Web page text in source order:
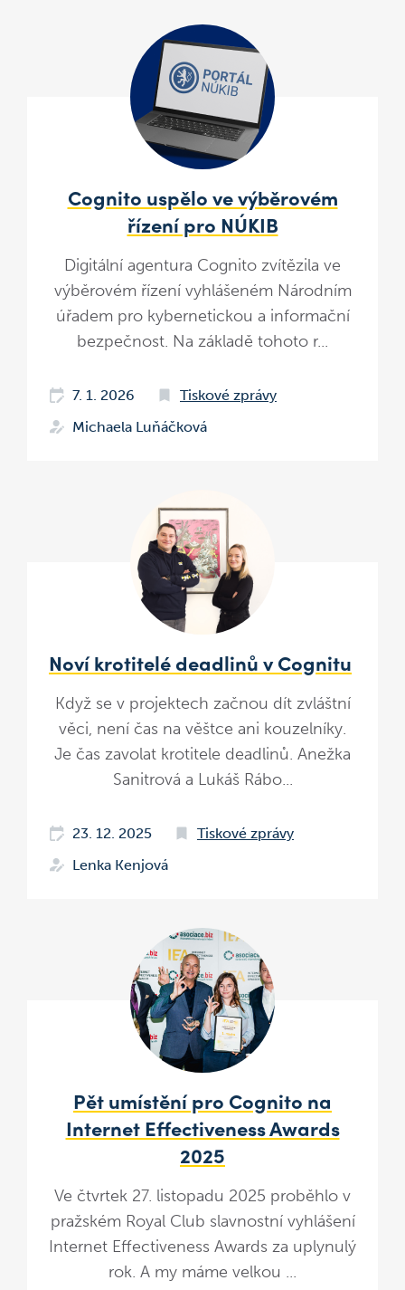
Cognito uspělo ve výběrovém
řízení pro NÚKIB
Digitální agentura Cognito zvítězila ve
výběrovém řízení vyhlášeném Národním
úřadem pro kybernetickou a informační
bezpečnost. Na základě tohoto r...
7. 1. 2026
Tiskové zprávy
Michaela Luňáčková
Noví krotitelé deadlinů v Cognitu
Když se v projektech začnou dít zvláštní
věci, není čas na věštce ani kouzelníky.
Je čas zavolat krotitele deadlinů. Anežka
Sanitrová a Lukáš Rábo...
23. 12. 2025
Tiskové zprávy
Lenka Kenjová
Pět umístění pro Cognito na
Internet Effectiveness Awards
2025
Ve čtvrtek 27. listopadu 2025 proběhlo v
pražském Royal Club slavnostní vyhlášení
Internet Effectiveness Awards za uplynulý
rok. A my máme velkou ...